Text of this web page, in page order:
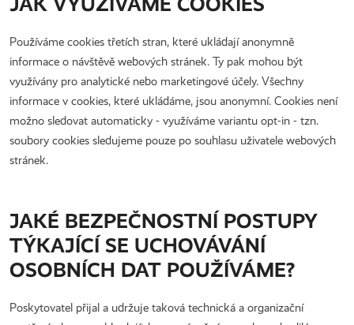
Používáme cookies třetích stran, které ukládají anonymně
informace o návštěvě webových stránek. Ty pak mohou být
využívány pro analytické nebo marketingové účely. Všechny
informace v cookies, které ukládáme, jsou anonymní. Cookies není
možno sledovat automaticky - využíváme variantu opt-in - tzn.
soubory cookies sledujeme pouze po souhlasu uživatele webových
stránek.
JAKÉ BEZPEČNOSTNÍ POSTUPY
TÝKAJÍCÍ SE UCHOVÁVÁNÍ
OSOBNÍCH DAT POUŽÍVÁME?
Poskytovatel přijal a udržuje taková technická a organizační